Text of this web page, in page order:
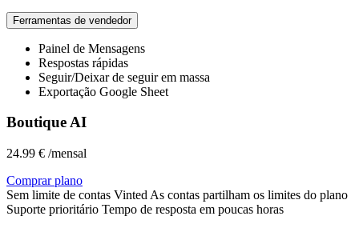
Ferramentas de vendedor
Painel de Mensagens
Respostas rápidas
Seguir/Deixar de seguir em massa
Exportação Google Sheet
Boutique AI
24.99 € /mensal
Comprar plano
Sem limite de contas Vinted As contas partilham os limites do plano
Suporte prioritário Tempo de resposta em poucas horas